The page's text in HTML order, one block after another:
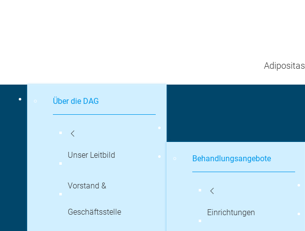
Adipositas
Über die DAG
Unser Leitbild
Vorstand &
Geschäftsstelle
Behandlungsangebote
Einrichtungen